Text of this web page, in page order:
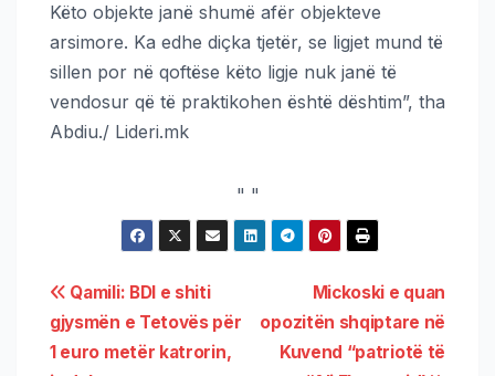
Këto objekte janë shumë afër objekteve
arsimore. Ka edhe diçka tjetër, se ligjet mund të
sillen por në qoftëse këto ligje nuk janë të
vendosur që të praktikohen është dështim”, tha
Abdiu./ Lideri.mk
" "
Mickoski e quan
opozitën shqiptare në
Kuvend “patriotë të
Qamili: BDI e shiti
gjysmën e Tetovës për
1 euro metër katrorin,